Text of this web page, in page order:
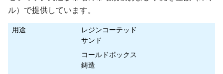
ル）で提供しています。
用途
レジンコーテッド
サンド
コールドボックス
鋳造